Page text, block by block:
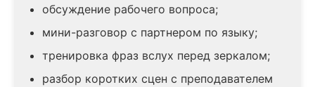
обсуждение рабочего вопроса;
мини-разговор с партнером по языку;
тренировка фраз вслух перед зеркалом;
разбор коротких сцен с преподавателем